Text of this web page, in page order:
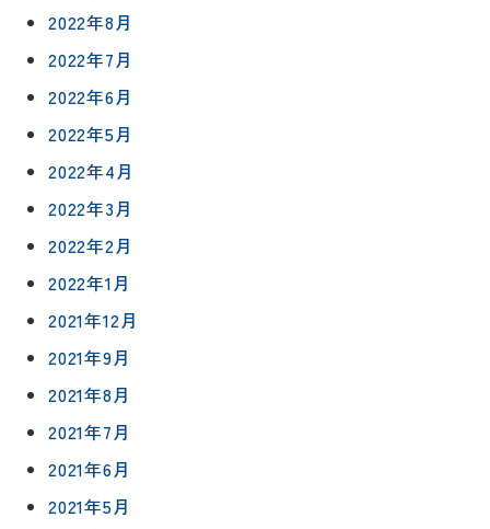
2022年8月
2022年7月
2022年6月
2022年5月
2022年4月
2022年3月
2022年2月
2022年1月
2021年12月
2021年9月
2021年8月
2021年7月
2021年6月
2021年5月